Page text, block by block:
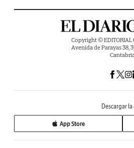
Copyright © EDITORIAL
Avenida de Parayas 38,
Descargar la
App Store